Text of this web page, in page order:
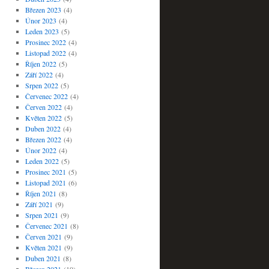
Březen 2023 (4)
Únor 2023 (4)
Leden 2023 (5)
Prosinec 2022(4)
Listopad 2022(4)
Říjen 2022(5)
Září 2022(4)
Srpen 2022(5)
Červenec 2022(4)
Červen 2022(4)
Květen 2022(5)
Duben 2022(4)
Březen 2022(4)
Únor 2022(4)
Leden 2022(5)
Prosinec 2021 (5)
Listopad 2021 (6)
Říjen 2021 (8)
Září 2021 (9)
Srpen 2021 (9)
Červenec 2021 (8)
Červen 2021 (9)
Květen 2021 (9)
Duben 2021 (8)